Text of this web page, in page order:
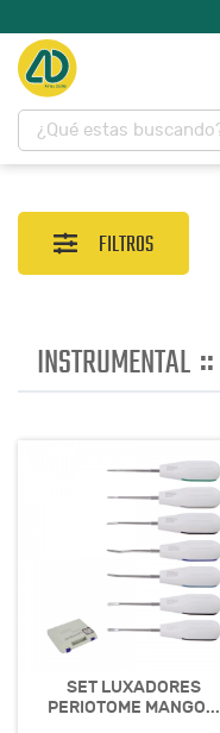
FILTROS
INSTRUMENTAL ::
SET LUXADORES
PERIOTOME MANGO...